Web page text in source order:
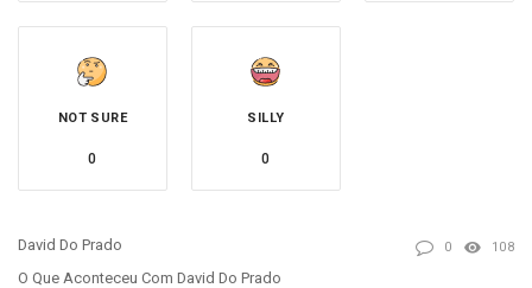
NOT SURE
0
SILLY
0
David Do Prado
O Que Aconteceu Com David Do Prado
0 108